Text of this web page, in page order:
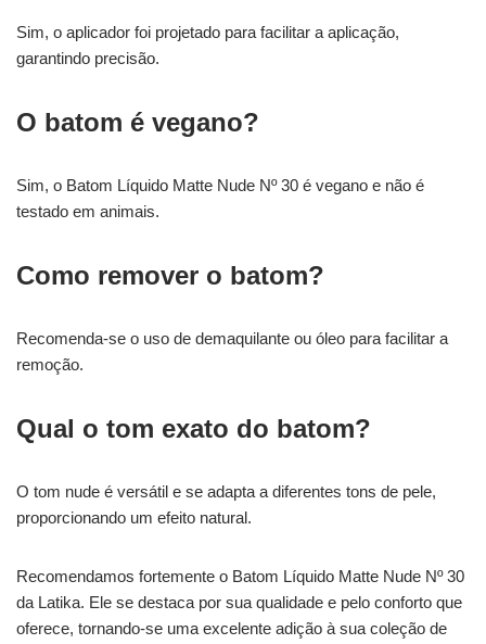
Sim, o aplicador foi projetado para facilitar a aplicação,
garantindo precisão.
O batom é vegano?
Sim, o Batom Líquido Matte Nude Nº 30 é vegano e não é
testado em animais.
Como remover o batom?
Recomenda-se o uso de demaquilante ou óleo para facilitar a
remoção.
Qual o tom exato do batom?
O tom nude é versátil e se adapta a diferentes tons de pele,
proporcionando um efeito natural.
Recomendamos fortemente o Batom Líquido Matte Nude Nº 30
da Latika. Ele se destaca por sua qualidade e pelo conforto que
oferece, tornando-se uma excelente adição à sua coleção de